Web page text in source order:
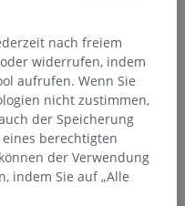
nach freiem
widerrufen, indem
aufrufen. Wenn Sie
nicht zustimmen,
der Speicherung
berechtigten
der Verwendung
indem Sie auf „Alle